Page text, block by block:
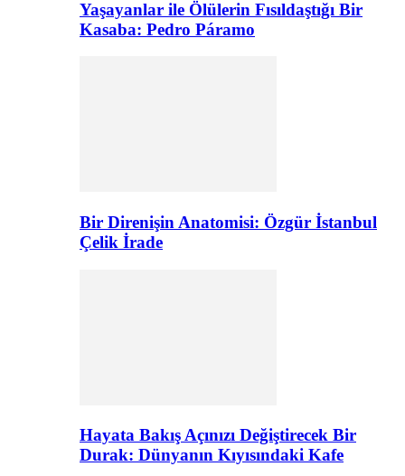
Yaşayanlar ile Ölülerin Fısıldaştığı Bir
Kasaba: Pedro Páramo
Bir Direnişin Anatomisi: Özgür İstanbul
Çelik İrade
Hayata Bakış Açınızı Değiştirecek Bir
Durak: Dünyanın Kıyısındaki Kafe